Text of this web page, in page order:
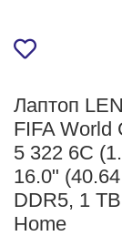
Лаптоп
FIFA World
5 322 6C
16.0"
DDR5, 1
Home